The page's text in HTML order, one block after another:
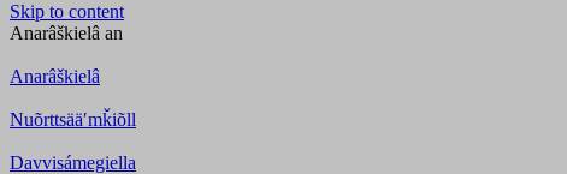
Skip to content
Anarâškielâ an
Anarâškielâ
Nuõrttsääʹmǩiõll
Davvisámegiella